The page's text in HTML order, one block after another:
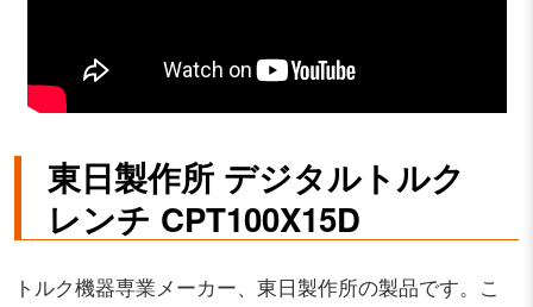
東日製作所 デジタルトルク
レンチ CPT100X15D
トルク機器専業メーカー、東日製作所の製品です。こ